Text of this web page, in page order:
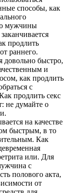
способы, как
мужчины
продлить
раннего.
довольно быстро,
и
как продлить
с
продлить секс
не думайте о
на качестве
быстрым, в то
Как
или. Для
с
полового акта,
от